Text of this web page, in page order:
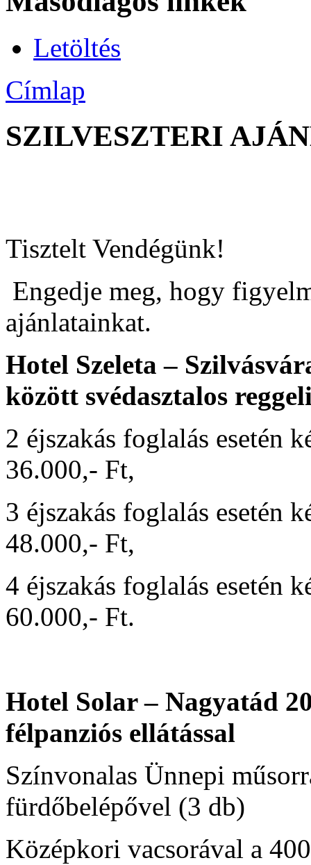
Letöltés
Címlap
SZILVESZTERI
Tisztelt Vendégünk!
Engedje meg, hogy
ajánlatainkat.
Hotel Szeleta –
között svédasztalos
2 éjszakás foglalás
36.000,- Ft,
3 éjszakás foglalás
48.000,- Ft,
4 éjszakás foglalás
60.000,- Ft.
Hotel Solar – Nagyatád
félpanziós ellátással
Színvonalas Ünnepi
fürdőbelépővel (3 db)
Középkori vacsorával a